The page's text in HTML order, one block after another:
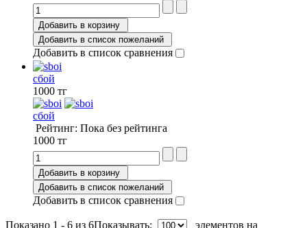
Добавить в корзину
Добавить в список пожеланий
Добавить в список сравнения
сбой
1000 тг
сбой
Рейтинг: Пока без рейтинга
1000 тг
Добавить в корзину
Добавить в список пожеланий
Добавить в список сравнения
Показано 1 - 6 из 6Показывать: элементов на